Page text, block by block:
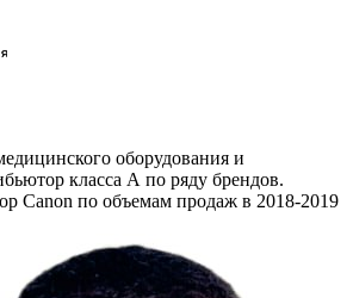
оборудования и
класса А по ряду брендов.
Canon по объемам продаж в 2018-2019